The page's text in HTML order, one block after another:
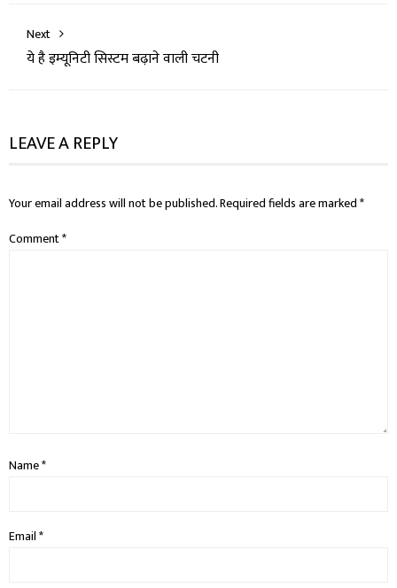
Next
ये है इम्यूनिटी सिस्टम बढ़ाने वाली चटनी
LEAVE A REPLY
Your email address will not be published.Required fields are marked*
Comment*
Name*
Email*